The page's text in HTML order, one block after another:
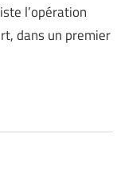
l’opération
dans un premier